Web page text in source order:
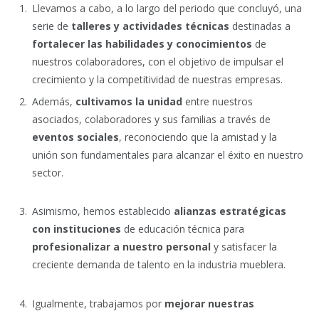
Llevamos a cabo, a lo largo del periodo que concluyó, una
serie de talleres y actividades técnicas destinadas a
fortalecer las habilidades y conocimientos de
nuestros colaboradores, con el objetivo de impulsar el
crecimiento y la competitividad de nuestras empresas.
Además, cultivamos la unidad entre nuestros
asociados, colaboradores y sus familias a través de
eventos sociales, reconociendo que la amistad y la
unión son fundamentales para alcanzar el éxito en nuestro
sector.
Asimismo, hemos establecido alianzas estratégicas
con instituciones de educación técnica para
profesionalizar a nuestro personal y satisfacer la
creciente demanda de talento en la industria mueblera.
Igualmente, trabajamos por mejorar nuestras